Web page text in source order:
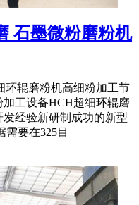
石墨微粉磨粉机
环辊磨粉机高细粉加工节
工设备HCH超细环辊磨
经验新研制成功的新型
要在325目